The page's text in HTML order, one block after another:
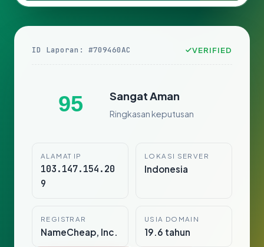
ID Laporan: #709460AC VERIFIED
95 Sangat Aman
Ringkasan keputusan
ALAMAT IP
103.147.154.20
9
LOKASI SERVER
Indonesia
REGISTRAR
NameCheap, Inc.
USIA DOMAIN
19.6 tahun